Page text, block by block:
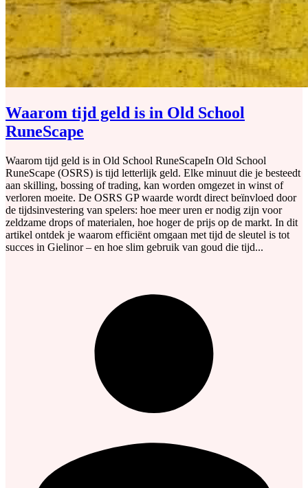
Waarom tijd geld is in Old School
RuneScape
Waarom tijd geld is in Old School RuneScapeIn Old School
RuneScape (OSRS) is tijd letterlijk geld. Elke minuut die je besteedt
aan skilling, bossing of trading, kan worden omgezet in winst of
verloren moeite. De OSRS GP waarde wordt direct beïnvloed door
de tijdsinvestering van spelers: hoe meer uren er nodig zijn voor
zeldzame drops of materialen, hoe hoger de prijs op de markt. In dit
artikel ontdek je waarom efficiënt omgaan met tijd de sleutel is tot
succes in Gielinor – en hoe slim gebruik van goud die tijd...